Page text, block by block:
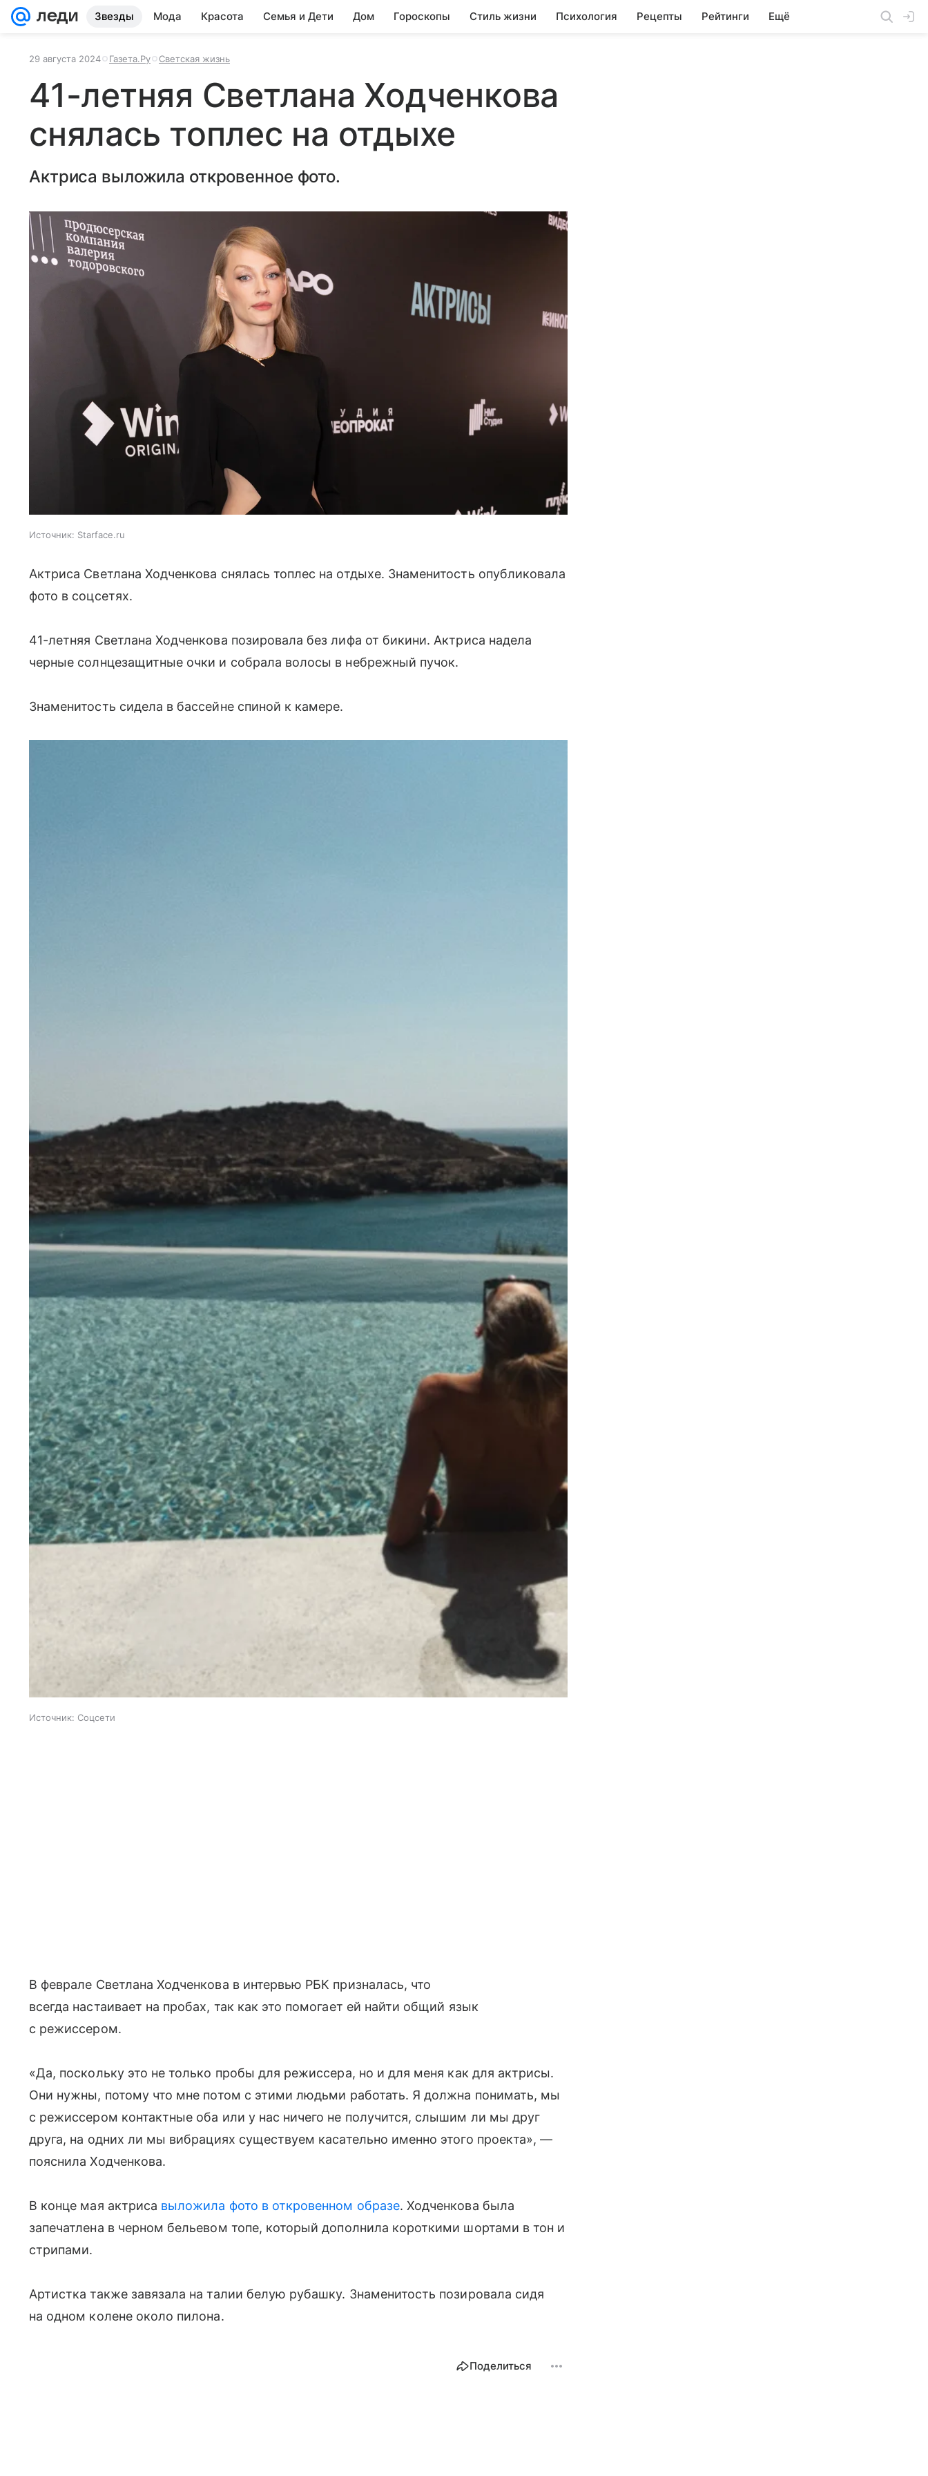
Звезды Мода Красота Семья и Дети Дом Гороскопы Стиль жизни Психология Рецепты Рейтинги Ещё
29 августа 2024 Газета.Ру Светская жизнь
41-летняя Светлана Ходченкова
снялась топлес на отдыхе
Актриса выложила откровенное фото.
Источник: Starface.ru
Актриса Светлана Ходченкова снялась топлес на отдыхе. Знаменитость опубликовала
фото в соцсетях.
41-летняя Светлана Ходченкова позировала без лифа от бикини. Актриса надела
черные солнцезащитные очки и собрала волосы в небрежный пучок.
Знаменитость сидела в бассейне спиной к камере.
Источник: Соцсети
В феврале Светлана Ходченкова в интервью РБК призналась, что
всегда настаивает на пробах, так как это помогает ей найти общий язык
с режиссером.
«Да, поскольку это не только пробы для режиссера, но и для меня как для актрисы.
Они нужны, потому что мне потом с этими людьми работать. Я должна понимать, мы
с режиссером контактные оба или у нас ничего не получится, слышим ли мы друг
друга, на одних ли мы вибрациях существуем касательно именно этого проекта», —
пояснила Ходченкова.
В конце мая актриса выложила фото в откровенном образе. Ходченкова была
запечатлена в черном бельевом топе, который дополнила короткими шортами в тон и
стрипами.
Артистка также завязала на талии белую рубашку. Знаменитость позировала сидя
на одном колене около пилона.
Поделиться